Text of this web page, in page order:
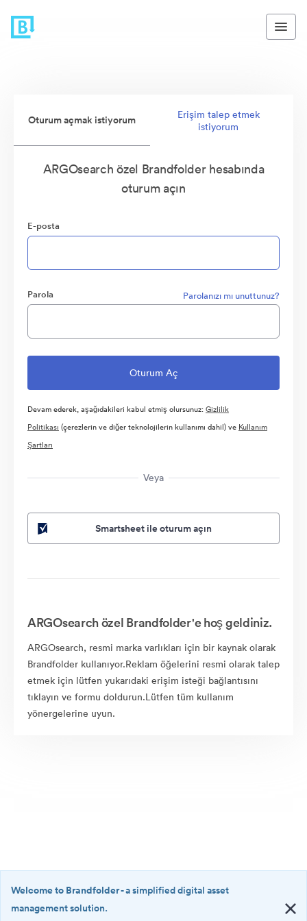
Oturum açmak istiyorum
Erişim talep etmek
istiyorum
ARGOsearch özel Brandfolder hesabında
oturum açın
E-posta
Parola Parolanızı mı unuttunuz?
Devam ederek, aşağıdakileri kabul etmiş olursunuz:Gizlilik
Politikası (çerezlerin ve diğer teknolojilerin kullanımı dahil) ve Kullanım
Şartları
Veya
Smartsheet ile oturum açın
ARGOsearch özel Brandfolder'e hoş geldiniz.
ARGOsearch, resmi marka varlıkları için bir kaynak olarak
Brandfolder kullanıyor.Reklam öğelerini resmi olarak talep
etmek için lütfen yukarıdaki erişim isteği bağlantısını
tıklayın ve formu doldurun.Lütfen tüm kullanım
yönergelerine uyun.
Welcome to Brandfolder- a simplified digital asset
management solution.